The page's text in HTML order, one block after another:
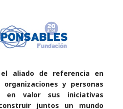
el aliado de referencia en
y personas
en valor sus iniciativas
juntos un mundo